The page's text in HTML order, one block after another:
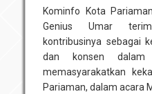
Kominfo Kota
Genius Umar
kontribusinya sebagai
dan konsen
memasyarakatkan
Pariaman, dalam acara